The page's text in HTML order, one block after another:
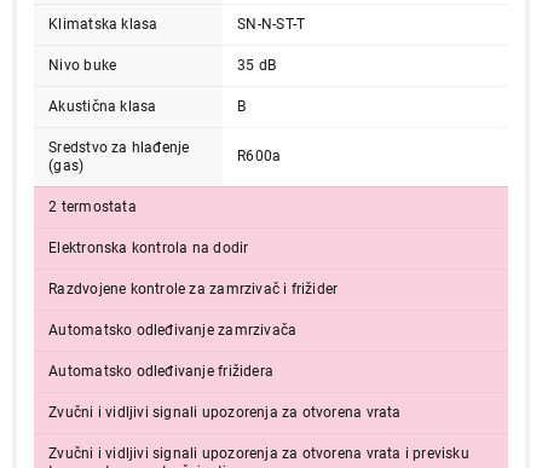
Klimatska klasa SN-N-ST-T
Nivo buke 35 dB
Akustična klasa B
Sredstvo za hlađenje
(gas)
R600a
2 termostata
Elektronska kontrola na dodir
Razdvojene kontrole za zamrzivač i frižider
Automatsko odleđivanje zamrzivača
Automatsko odleđivanje frižidera
Zvučni i vidljivi signali upozorenja za otvorena vrata
Zvučni i vidljivi signali upozorenja za otvorena vrata i previsku
189.990,00
UGRADNI FRIŽIDERI
ELECTROLUX ENG7TE75S
Ukupno u korpi:0,00
Nastavi kupovinu
Završi kupovinu